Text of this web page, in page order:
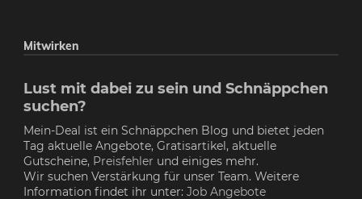
Mitwirken
Lust mit dabei zu sein und Schnäppchen
suchen?
Mein-Deal ist ein Schnäppchen Blog und bietet jeden
Tag aktuelle Angebote, Gratisartikel, aktuelle
Gutscheine, Preisfehler und einiges mehr.
Wir suchen Verstärkung für unser Team. Weitere
Information findet ihr unter: Job Angebote